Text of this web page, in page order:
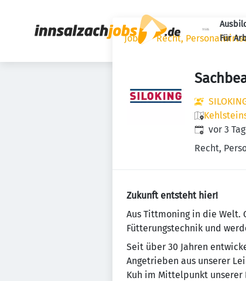
Für
Jobs Recht,
vor 3
Recht,
Zukunft entsteht hier!
Aus Tittmoning in die
Fütterungstechnik und
Seit über 30 Jahren
Angetrieben aus unserer
Kuh im Mittelpunkt unserer